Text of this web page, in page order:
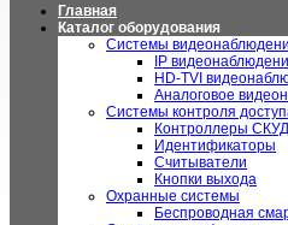
Главная
Каталог оборудования
Системы
IP
HD-TVI
Аналоговое
Системы контроля
Контроллеры СКУД
Идентификаторы
Считыватели
Кнопки выхода
Охранные системы
Беспроводная